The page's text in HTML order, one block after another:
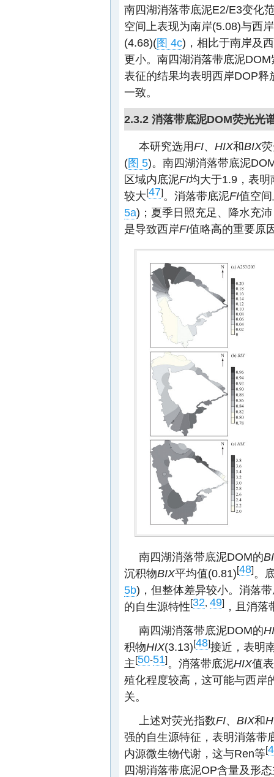
南四湖消落带底泥E2/E3变化
空间上表现为南岸(5.08)与西
(4.68)(图 4c)，相比于南岸及
更小。南四湖消落带底泥
表征的结果均表明西岸DOP
一致。
2.3.2 消落带底泥DOM荧光光
本研究选用FI、 HIX和BIX
(图 5)。南四湖消落带底泥
区域内底泥FI均大于1.9，表
较大[47]。消落带底泥FI值空
5a)；夏季日照充足、降水充
是导致西岸FI值略高的重要原
南四湖消落带底泥DOM的
沉积物BIX平均值(0.81)[48]。
5b)，但整体差异较小。消落
的自生源特性[32, 49] ，且消
南四湖消落带底泥DOM的
积物HIX(3.13)[48]接近，表明
主[50-51]。消落带底泥HIX值
殖化程度较高，这可能与西岸
关。
上述对荧光指数FI、 BIX和
强的自生源特征，表明消落带
内源微生物代谢，这与Ren等[
四湖消落带底泥OP含量及形